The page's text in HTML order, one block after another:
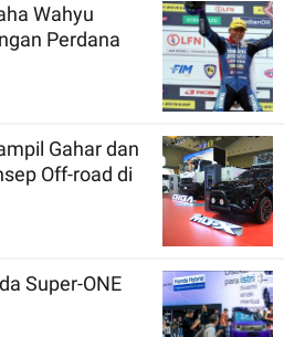
Wahyu
Perdana
Gahar dan
Off-road di
Super-ONE